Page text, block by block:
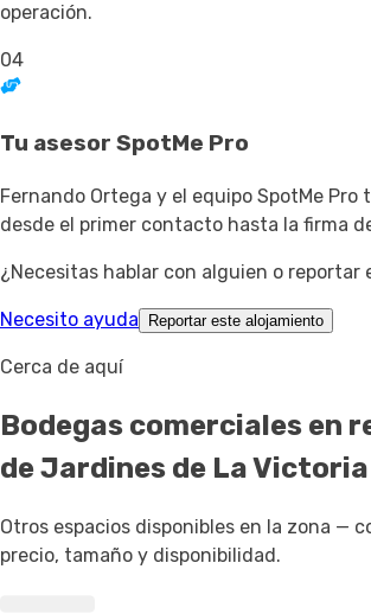
operación.
04
Tu asesor SpotMe Pro
Fernando Ortega y el equipo SpotMe Pro
desde el primer contacto hasta la firma
¿Necesitas hablar con alguien o reportar
Necesito ayuda Reportar este alojamiento
Cerca de aquí
Bodegas comerciales en
de Jardines de La Victoria
Otros espacios disponibles en la zona —
precio, tamaño y disponibilidad.